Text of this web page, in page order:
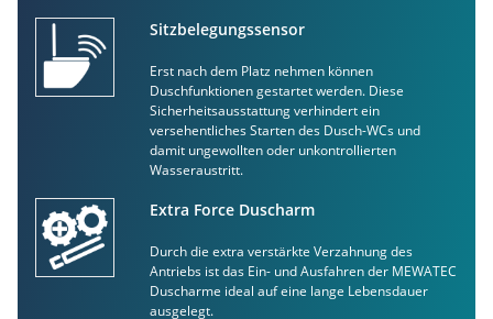
Sitzbelegungssensor
Erst nach dem Platz nehmen können
Duschfunktionen gestartet werden. Diese
Sicherheitsausstattung verhindert ein
versehentliches Starten des Dusch-WCs und
damit ungewollten oder unkontrollierten
Wasseraustritt.
Extra Force Duscharm
Durch die extra verstärkte Verzahnung des
Antriebs ist das Ein- und Ausfahren der MEWATEC
Duscharme ideal auf eine lange Lebensdauer
ausgelegt.